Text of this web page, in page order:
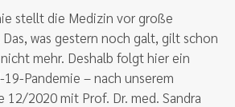
stellt die Medizin vor große
was gestern noch galt, gilt schon
mehr. Deshalb folgt hier ein
Pandemie – nach unserem
12/2020 mit Prof. Dr. med. Sandra